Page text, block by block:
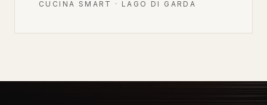
CUCINA SMART · LAGO DI GARDA